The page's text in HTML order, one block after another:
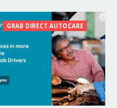
GRAB DIRECT AUTOCARE